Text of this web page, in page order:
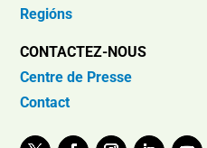
Regións
CONTACTEZ-NOUS
Centre de Presse
Contact